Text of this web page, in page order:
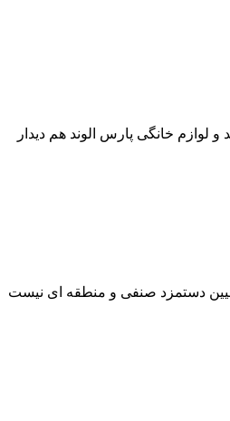
لوازم خانگی پارس الوند هم دیدار
دستمزد صنفی و منطقه ای نیست